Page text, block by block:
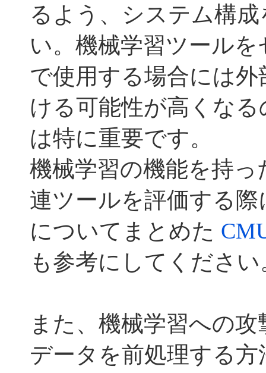
るよう、システム構
い。機械学習ツール
で使用する場合には
ける可能性が高くな
は特に重要です。
機械学習の機能を持
連ツールを評価する
についてまとめた
も参考にしてください
また、機械学習への
データを前処理する